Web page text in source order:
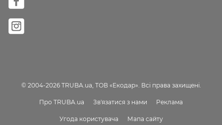
© 2004-2026 TRUBA.ua, ТОВ «Екодар». Всі права захищені.
Про TRUBA.ua Зв'язатися з нами Реклама
Угода користувача Мапа сайту